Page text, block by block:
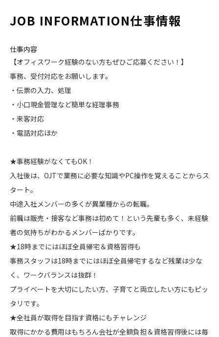
JOB INFORMATION仕事情報
仕事内容
【オフィスワーク経験のない方もぜひご応募ください！】
事務、受付対応をお願いします。
・伝票の入力、処理
・小口現金管理など簡単な経理事務
・来客対応
・電話対応ほか
★事務経験がなくてもOK！
入社後は、OJTで業務に必要な知識やPC操作を覚えることからス
タート。
中途入社メンバーの多くが異業種からの転職。
前職は販売・接客など事務は初めて！という先輩も多く、未経験
者の気持ちがわかるメンバーばかりです。
★18時までにはほぼ全員帰宅＆資格習得も
事務スタッフは18時までにはほぼ全員帰宅するなど残業は少な
く、ワークバランスは抜群！
プライベートを大切にしたい方、子育てと両立したい方にもピッ
タリです。
★全社員が取得を目指す資格にもチャレンジ
取得にかかる費用はもちろん会社が全額負担＆資格習得後には毎